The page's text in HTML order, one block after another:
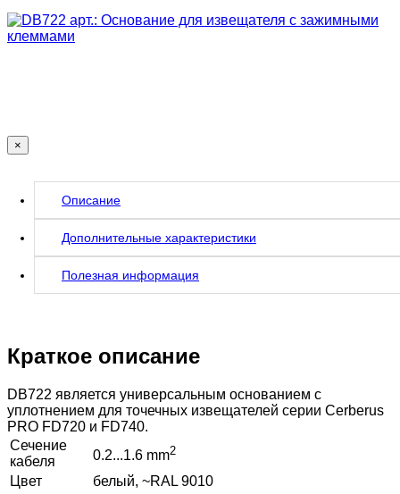
×
Описание
Дополнительные характеристики
Полезная информация
Краткое описание
DB722 является универсальным основанием с
уплотнением для точечных извещателей серии Cerberus
PRO FD720 и FD740.
Сечение
кабеля
0.2...1.6 mm2
Цвет
белый, ~RAL 9010